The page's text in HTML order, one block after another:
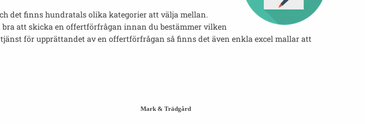
det finns hundratals olika kategorier att välja mellan.
att skicka en offertförfrågan innan du bestämmer vilken
för upprättandet av en offertförfrågan så finns det även enkla excel mallar att
Mark & Trädgård